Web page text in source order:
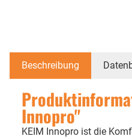
Beschreibung
Innopro"
KEIM Innopro ist die